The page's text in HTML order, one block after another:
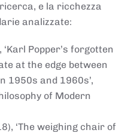
e la ricchezza
analizzate:
‘Karl Popper’s forgotten
at the edge between
1950s and 1960s’,
of Modern
‘The weighing chair of